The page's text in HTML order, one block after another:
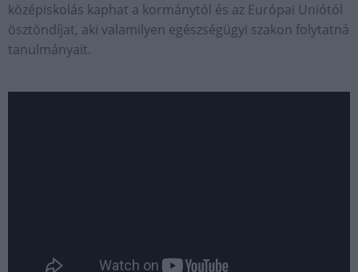
középiskolás kaphat a kormánytól és az Európai Uniótól
ösztöndíjat, aki valamilyen egészségügyi szakon folytatná
tanulmányait.